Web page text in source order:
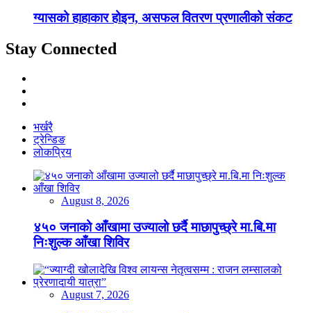
ग्यासको हाहाकार होइन, असफल वितरण प्रणालीको संकट
Stay Connected
भर्खरै
ट्रेन्डिङ
लोकप्रिय
August 8, 2026
४५० जनाको आँखामा उज्यालो छर्दै माछापुच्छ्रे मा.बि.मा
निःशुल्क आँखा शिविर
August 7, 2026